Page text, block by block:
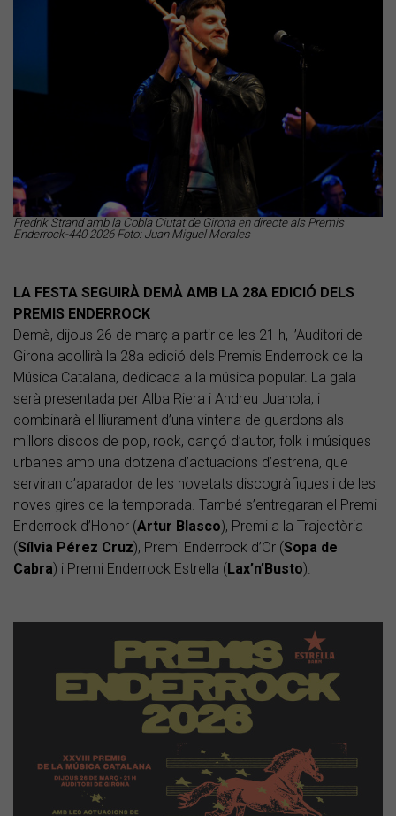
Fredrik Strand amb la Cobla Ciutat de Girona en directe als Premis
Enderrock-440 2026 Foto: Juan Miguel Morales
LA FESTA SEGUIRÀ DEMÀ AMB LA 28A EDICIÓ DELS
PREMIS ENDERROCK
Demà, dijous 26 de març a partir de les 21 h, l’Auditori de
Girona acollirà la 28a edició dels Premis Enderrock de la
Música Catalana, dedicada a la música popular. La gala
serà presentada per Alba Riera i Andreu Juanola, i
combinarà el lliurament d’una vintena de guardons als
millors discos de pop, rock, cançó d’autor, folk i músiques
urbanes amb una dotzena d’actuacions d’estrena, que
serviran d’aparador de les novetats discogràfiques i de les
noves gires de la temporada. També s’entregaran el Premi
Enderrock d’Honor (Artur Blasco), Premi a la Trajectòria
(Sílvia Pérez Cruz), Premi Enderrock d’Or (Sopa de
Cabra) i Premi Enderrock Estrella (Lax’n’Busto).